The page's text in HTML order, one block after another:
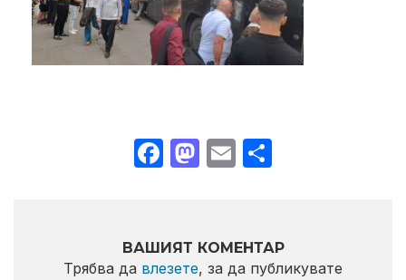
Facebook
Mastodon
Email
ВАШИЯТ КОМЕНТАР
Трябва да влезете, за да публикувате